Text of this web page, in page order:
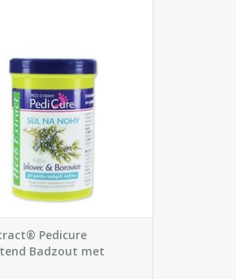
het zweten en elimineert
zware benen syndroom.
IN WINKELWAGEN
Pedicure
Badzout met
Extract